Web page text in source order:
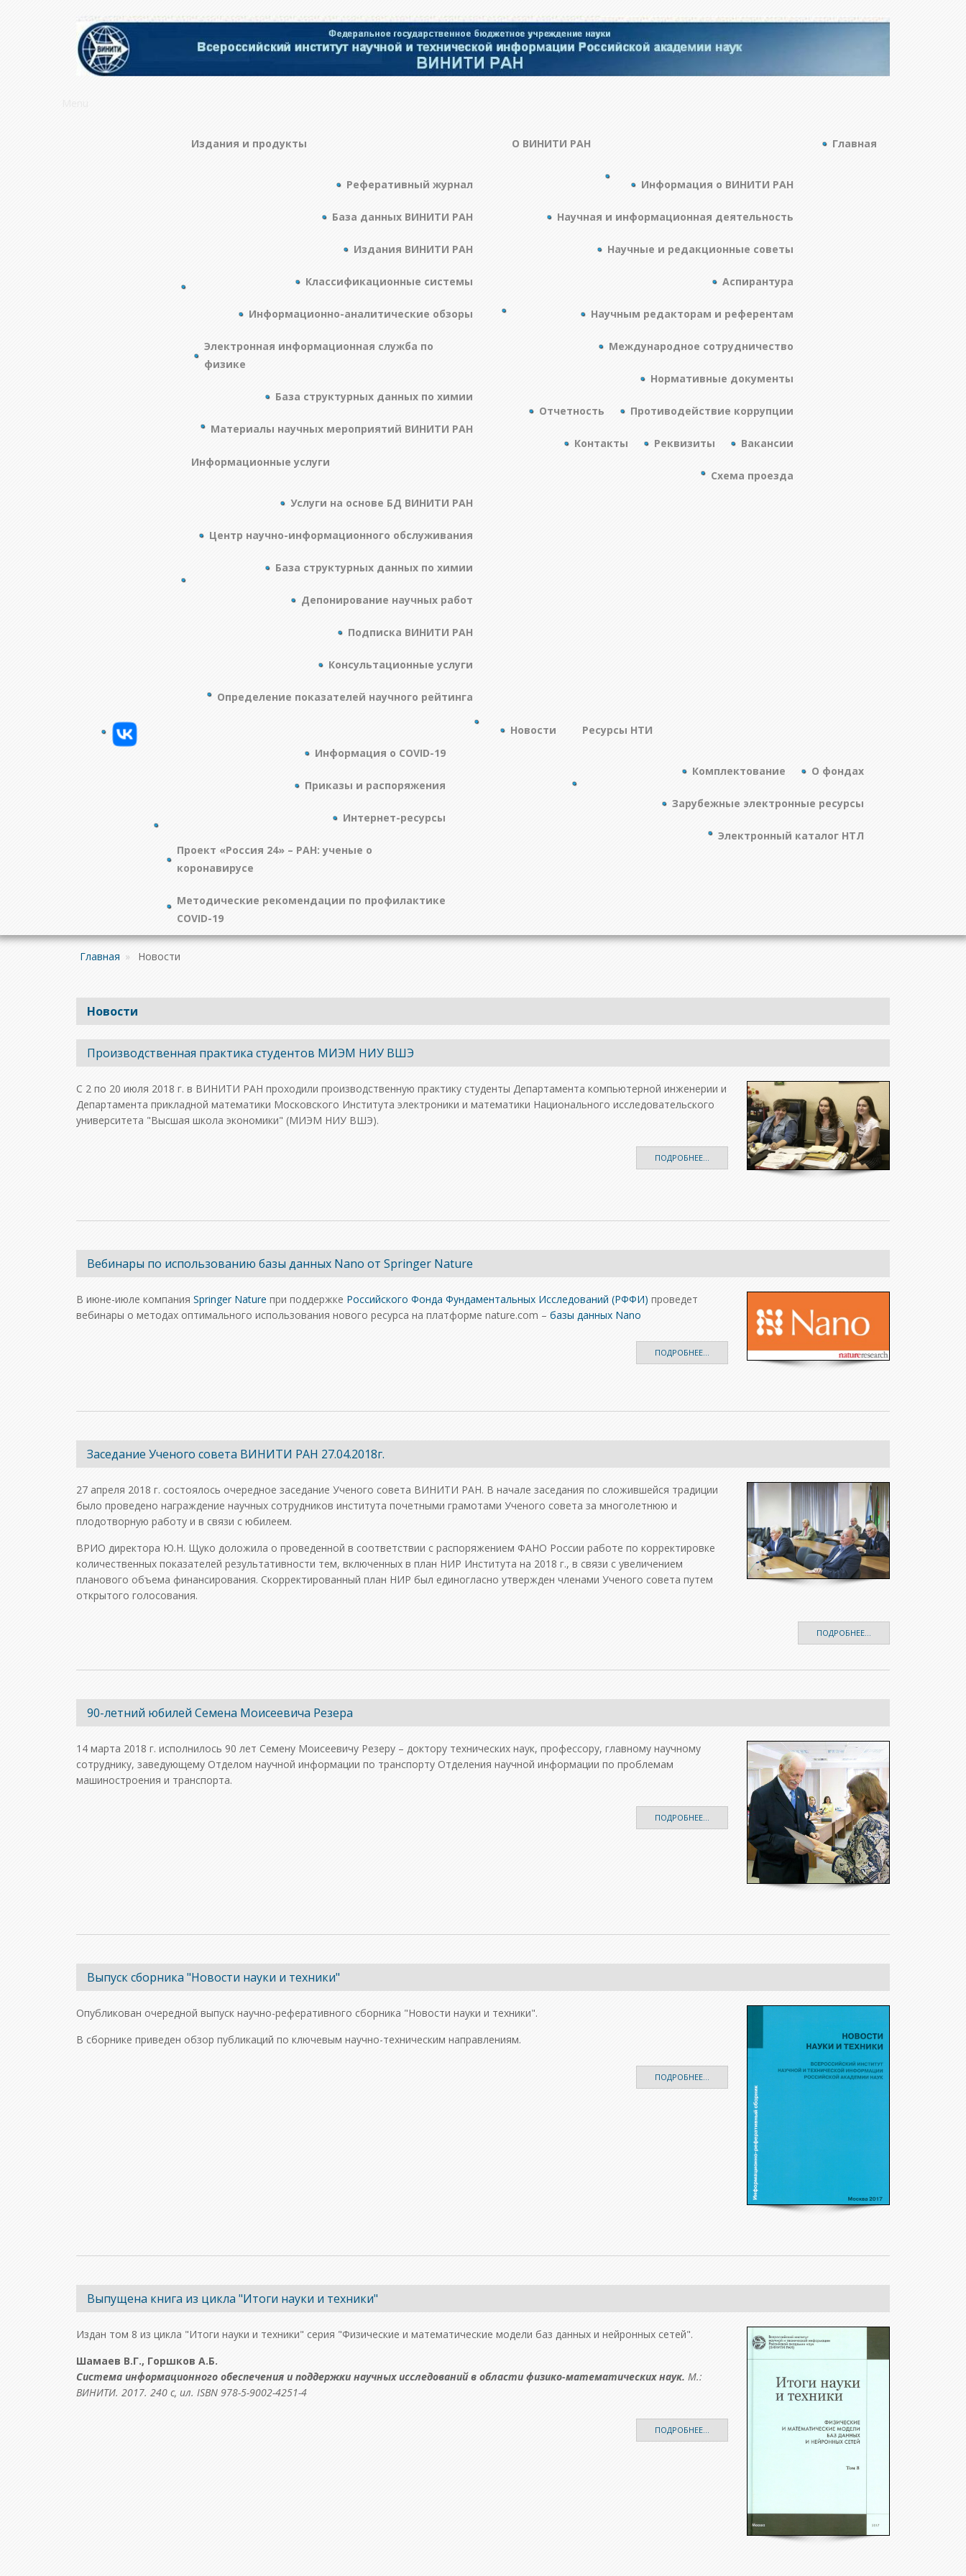
Главная
О ВИНИТИ РАН
Информация о ВИНИТИ РАН
Научная и информационная деятельность
Научные и редакционные советы
Аспирантура
Научным редакторам и референтам
Международное сотрудничество
Нормативные документы
Противодействие коррупции
Отчетность
Вакансии
Реквизиты
Контакты
Схема проезда
Издания и продукты
Реферативный журнал
База данных ВИНИТИ РАН
Издания ВИНИТИ РАН
Классификационные системы
Информационно-аналитические обзоры
Электронная информационная служба по
физике
База структурных данных по химии
Материалы научных мероприятий ВИНИТИ РАН
Информационные услуги
Услуги на основе БД ВИНИТИ РАН
Центр научно-информационного обслуживания
База структурных данных по химии
Депонирование научных работ
Подписка ВИНИТИ РАН
Консультационные услуги
Определение показателей научного рейтинга
Ресурсы НТИ
О фондах
Комплектование
Зарубежные электронные ресурсы
Электронный каталог НТЛ
Новости
Информация о COVID-19
Приказы и распоряжения
Интернет-ресурсы
Проект «Россия 24» – РАН: ученые о
коронавирусе
Методические рекомендации по профилактике
COVID-19
Главная » Новости
Новости
Производственная практика студентов МИЭМ НИУ ВШЭ
C 2 по 20 июля 2018 г. в ВИНИТИ РАН проходили производственную практику студенты Департамента компьютерной инженерии и
Департамента прикладной математики Московского Института электроники и математики Национального исследовательского
университета "Высшая школа экономики" (МИЭМ НИУ ВШЭ).
ПОДРОБНЕЕ...
Вебинары по использованию базы данных Nano от Springer Nature
В июне-июле компания Springer Nature при поддержке Российского Фонда Фундаментальных Исследований (РФФИ) проведет
вебинары о методах оптимального использования нового ресурса на платформе nature.com – базы данных Nano
ПОДРОБНЕЕ...
Заседание Ученого совета ВИНИТИ РАН 27.04.2018г.
27 апреля 2018 г. состоялось очередное заседание Ученого совета ВИНИТИ РАН. В начале заседания по сложившейся традиции
было проведено награждение научных сотрудников института почетными грамотами Ученого совета за многолетнюю и
плодотворную работу и в связи с юбилеем.
ВРИО директора Ю.Н. Щуко доложила о проведенной в соответствии с распоряжением ФАНО России работе по корректировке
количественных показателей результативности тем, включенных в план НИР Института на 2018 г., в связи с увеличением
планового объема финансирования. Скорректированный план НИР был единогласно утвержден членами Ученого совета путем
открытого голосования.
ПОДРОБНЕЕ...
90-летний юбилей Семена Моисеевича Резера
14 марта 2018 г. исполнилось 90 лет Семену Моисеевичу Резеру – доктору технических наук, профессору, главному научному
сотруднику, заведующему Отделом научной информации по транспорту Отделения научной информации по проблемам
машиностроения и транспорта.
ПОДРОБНЕЕ...
Выпуск сборника "Новости науки и техники"
Опубликован очередной выпуск научно-реферативного сборника "Новости науки и техники".
В сборнике приведен обзор публикаций по ключевым научно-техническим направлениям.
ПОДРОБНЕЕ...
Выпущена книга из цикла "Итоги науки и техники"
Издан том 8 из цикла "Итоги науки и техники" серия "Физические и математические модели баз данных и нейронных сетей".
Шамаев В.Г., Горшков А.Б.
Система информационного обеспечения и поддержки научных исследований в области физико-математических наук. М.:
ВИНИТИ. 2017. 240 с, ил. ISBN 978-5-9002-4251-4
ПОДРОБНЕЕ...